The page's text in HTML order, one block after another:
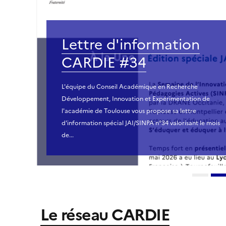
Retour sur la JAI / SINPA
2026
La Journée SINPA 2026 a réuni les acteurs de l’académie
de Toulouse autour des enjeux de l’intelligence
en éducation, à travers conférence, table ronde, retours
d’expériences, échanges et...
Le réseau CARDIE